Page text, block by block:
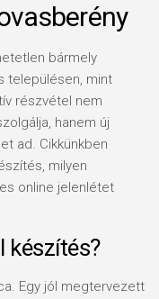
bármely
településen, mint
részvétel nem
hanem új
ad. Cikkünkben
milyen
online jelenlétet
készítés?
Egy jól megtervezett